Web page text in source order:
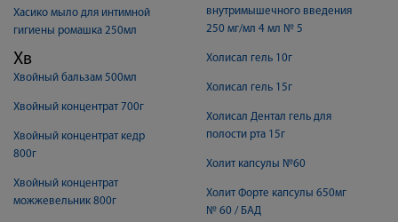
Хасико мыло для интимной
гигиены ромашка 250мл
Хв
Хвойный бальзам 500мл
Хвойный концентрат 700г
Хвойный концентрат кедр
800г
Хвойный концентрат
можжевельник 800г
внутримышечного введения
250 мг/мл 4 мл № 5
Холисал гель 10г
Холисал гель 15г
Холисал Дентал гель для
полости рта 15г
Холит капсулы №60
Холит Форте капсулы 650мг
№ 60 / БАД